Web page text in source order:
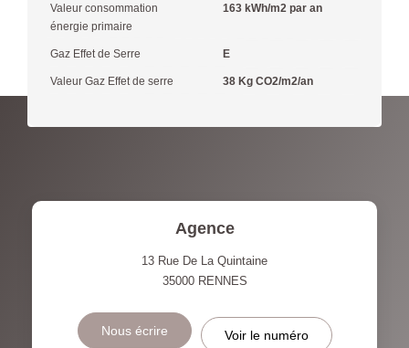
Valeur consommation
énergie primaire
163 kWh/m2 par an
Gaz Effet de Serre E
Valeur Gaz Effet de serre 38 Kg CO2/m2/an
Agence
13 Rue De La Quintaine
35000 RENNES
Nous écrire Voir le numéro